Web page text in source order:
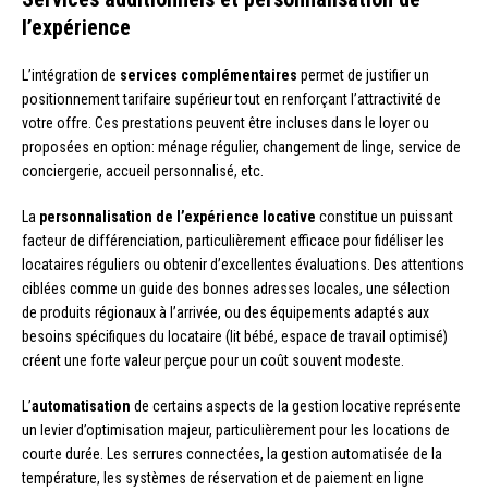
l’expérience
L’intégration de services complémentaires permet de justifier un
positionnement tarifaire supérieur tout en renforçant l’attractivité de
votre offre. Ces prestations peuvent être incluses dans le loyer ou
proposées en option: ménage régulier, changement de linge, service de
conciergerie, accueil personnalisé, etc.
La personnalisation de l’expérience locative constitue un puissant
facteur de différenciation, particulièrement efficace pour fidéliser les
locataires réguliers ou obtenir d’excellentes évaluations. Des attentions
ciblées comme un guide des bonnes adresses locales, une sélection
de produits régionaux à l’arrivée, ou des équipements adaptés aux
besoins spécifiques du locataire (lit bébé, espace de travail optimisé)
créent une forte valeur perçue pour un coût souvent modeste.
L’automatisation de certains aspects de la gestion locative représente
un levier d’optimisation majeur, particulièrement pour les locations de
courte durée. Les serrures connectées, la gestion automatisée de la
température, les systèmes de réservation et de paiement en ligne